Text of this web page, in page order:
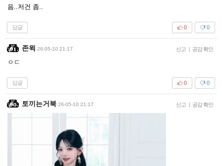
음..저건 좀..
답글 0
0
존윅 26-05-10 21:17 신고 | 공감 확인
ㅇㄷ
답글 0
0
토끼는거북 26-05-10 21:17 신고 | 공감 확인